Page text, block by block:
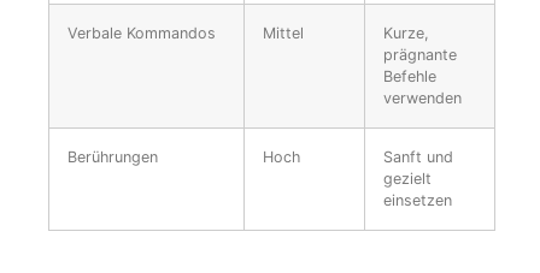
Verbale Kommandos Mittel
Kurze,
prägnante
Befehle
verwenden
Berührungen Hoch
Sanft und
gezielt
einsetzen